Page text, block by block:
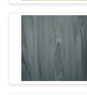
CÁC
TRƯỜNG
HỢP
YÊU
CẦU
Bảng
tĩnh